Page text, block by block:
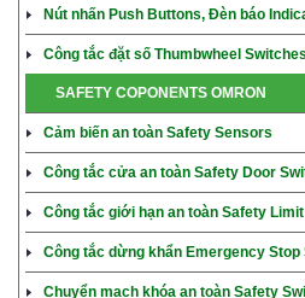
Nút nhấn Push Buttons, Đèn báo
Công tắc đặt số Thumbwheel Switches
SAFETY COPONENTS OMRON
Cảm biến an toàn Safety Sensors
Công tắc cửa an toàn Safety Door
Công tắc giới hạn an toàn Safety
Công tắc dừng khẩn Emergency Stop
Chuyển mạch khóa an toàn Safety